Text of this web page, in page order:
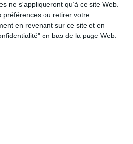
ne s'appliqueront qu’à ce site Web.
préférences ou retirer votre
en revenant sur ce site et en
en bas de la page Web.